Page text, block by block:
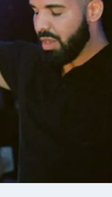
, 30°C
34°C
, 34°C
, 30°C
°C
Сливен
Търговище
Хасково
Шумен
Ямбол, 33°C